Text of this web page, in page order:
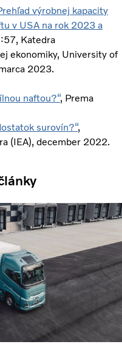
výrobnej kapacity
v USA na rok 2023 a
Katedra
ekonomiky, University of
2023.
naftou?“, Prema
surovín?“,
(IEA), december 2022.